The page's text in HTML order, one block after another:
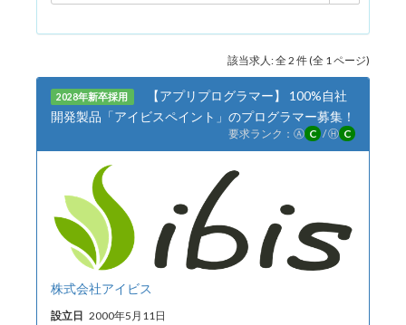
該当求人: 全 2 件 (全 1 ページ)
2028年新卒採用
【アプリプログラマー】 100%自社
開発製品「アイビスペイント」のプログラマー募集！
要求ランク： Ⓐ C /Ⓗ C
株式会社アイビス
設立日 2000年5月11日